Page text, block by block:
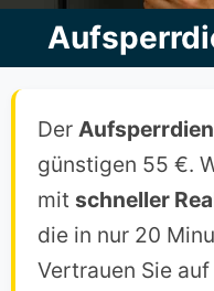
Der
günstigen 55 €.
mit schneller
die in nur 20
Vertrauen Sie